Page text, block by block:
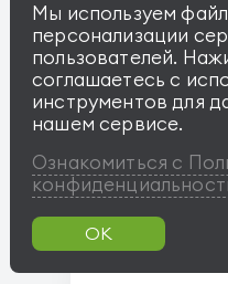
Мы используем
персонализации
пользователей.
соглашаетесь с
инструментов для
нашем сервисе.
Ознакомиться с